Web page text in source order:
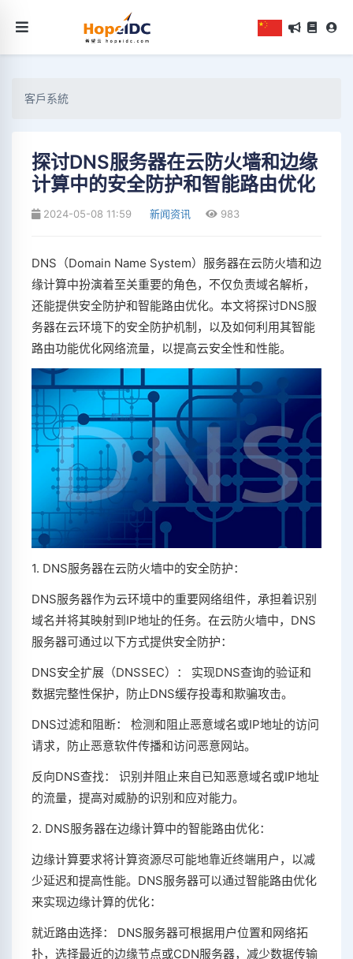
客戶系統
探讨DNS服务器在云防火墙和边缘
计算中的安全防护和智能路由优化
2024-05-08 11:59 新闻资讯 983
DNS（Domain Name System）服务器在云防火墙和边
缘计算中扮演着至关重要的角色，不仅负责域名解析，
还能提供安全防护和智能路由优化。本文将探讨DNS服
务器在云环境下的安全防护机制，以及如何利用其智能
路由功能优化网络流量，以提高云安全性和性能。
1. DNS服务器在云防火墙中的安全防护：
DNS服务器作为云环境中的重要网络组件，承担着识别
域名并将其映射到IP地址的任务。在云防火墙中，DNS
服务器可通过以下方式提供安全防护：
DNS安全扩展（DNSSEC）： 实现DNS查询的验证和
数据完整性保护，防止DNS缓存投毒和欺骗攻击。
DNS过滤和阻断： 检测和阻止恶意域名或IP地址的访问
请求，防止恶意软件传播和访问恶意网站。
反向DNS查找： 识别并阻止来自已知恶意域名或IP地址
的流量，提高对威胁的识别和应对能力。
2. DNS服务器在边缘计算中的智能路由优化：
边缘计算要求将计算资源尽可能地靠近终端用户，以减
少延迟和提高性能。DNS服务器可以通过智能路由优化
来实现边缘计算的优化：
就近路由选择： DNS服务器可根据用户位置和网络拓
扑，选择最近的边缘节点或CDN服务器，减少数据传输